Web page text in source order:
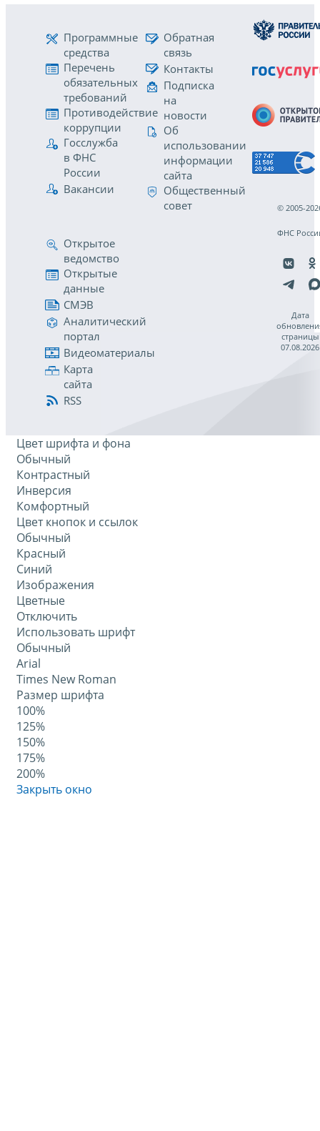
Программные
средства
Перечень
обязательных
требований
Противодействие
коррупции
Госслужба
в ФНС
России
Вакансии
Обратная
связь
Контакты
Подписка
на
новости
Об
использовании
информации
сайта
Общественный
совет
Открытое
ведомство
Открытые
данные
СМЭВ
Аналитический
портал
Видеоматериалы
Карта
сайта
RSS
© 2005-
ФНС
Дата
страницы
07.08.2026
Цвет шрифта и фона
Обычный
Контрастный
Инверсия
Комфортный
Цвет кнопок и ссылок
Обычный
Красный
Синий
Изображения
Цветные
Отключить
Использовать шрифт
Обычный
Arial
Times New Roman
Размер шрифта
100%
125%
150%
175%
200%
Закрыть окно